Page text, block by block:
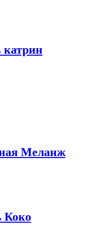
Меланж
Коко